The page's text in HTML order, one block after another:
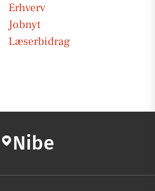
Erhverv
Jobnyt
Læserbidrag
Nibe